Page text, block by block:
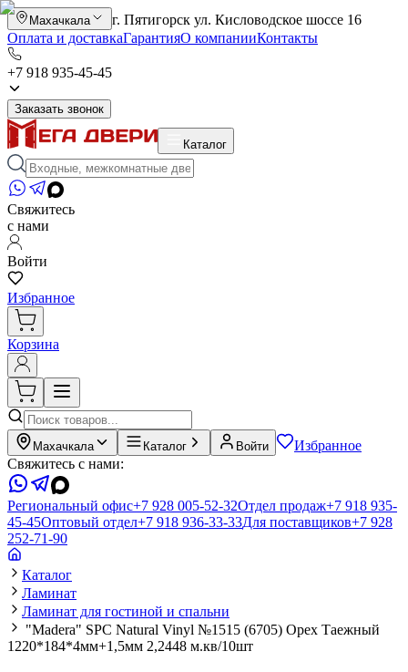
Махачкала
г. Пятигорск ул. Кисловодское шоссе 16
Оплата и доставкаГарантияО компанииКонтакты
+7 918 935-45-45
Заказать звонок
Каталог
Свяжитесь
с нами
Войти
Избранное
Корзина
Махачкала Каталог Войти
Избранное
Свяжитесь с нами:
Региональный офис+7 928 005-52-32Отдел продаж+7 918 935-
45-45Оптовый отдел+7 918 936-33-33Для поставщиков+7 928
252-71-90
Каталог
Ламинат
Ламинат для гостиной и спальни
"Madera" SPC Natural Vinyl №1515 (6705) Орех Таежный
1220*184*4мм+1,5мм 2,2448 м.кв/10шт